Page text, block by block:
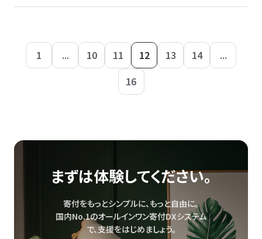
1 ... 10 11 12 13 14
...
16
まずは体験してください。
寄付をもっとシンプルに、もっと自由に。
国内No.1のオールインワン寄付DXシステム
で、支援をはじめましょう。